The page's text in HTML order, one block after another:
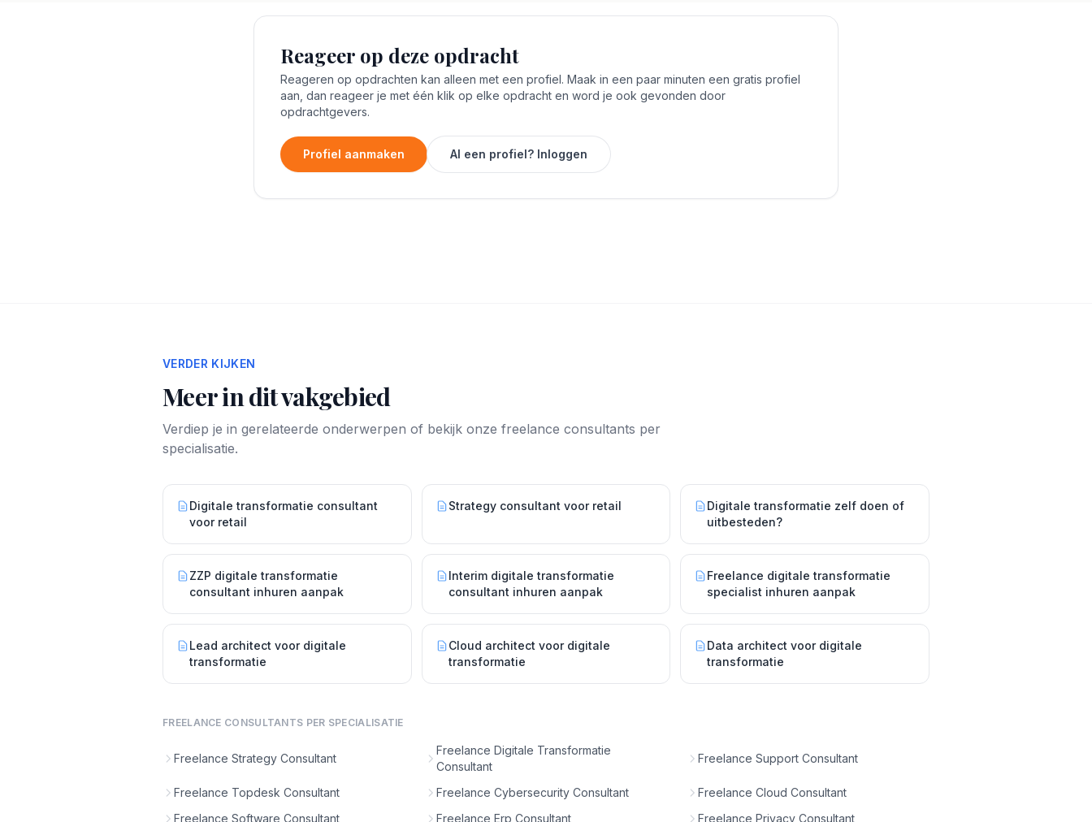
Reageer op deze opdracht
Reageren op opdrachten kan alleen met een profiel. Maak in een paar minuten een gratis profiel
aan, dan reageer je met één klik op elke opdracht en word je ook gevonden door
opdrachtgevers.
Profiel aanmaken Al een profiel? Inloggen
VERDER KIJKEN
Meer in dit vakgebied
Verdiep je in gerelateerde onderwerpen of bekijk onze freelance consultants per
specialisatie.
Digitale transformatie consultant
voor retail
Strategy consultant voor retail
Digitale transformatie zelf doen of
uitbesteden?
ZZP digitale transformatie
consultant inhuren aanpak
Interim digitale transformatie
consultant inhuren aanpak
Freelance digitale transformatie
specialist inhuren aanpak
Lead architect voor digitale
transformatie
Cloud architect voor digitale
transformatie
Data architect voor digitale
transformatie
FREELANCE CONSULTANTS PER SPECIALISATIE
Freelance Strategy Consultant
Freelance Digitale Transformatie
Consultant
Freelance Support Consultant
Freelance Topdesk Consultant Freelance Cybersecurity Consultant
Freelance Cloud Consultant
Freelance Software Consultant
Freelance Erp Consultant Freelance Privacy Consultant